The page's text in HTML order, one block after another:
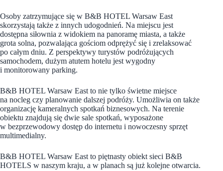
Osoby zatrzymujące się w B&B HOTEL Warsaw East
skorzystają także z innych udogodnień. Na miejscu jest
dostępna siłownia z widokiem na panoramę miasta, a także
grota solna, pozwalająca gościom odprężyć się i zrelaksować
po całym dniu. Z perspektywy turystów podróżujących
samochodem, dużym atutem hotelu jest wygodny
i monitorowany parking.
B&B HOTEL Warsaw East to nie tylko świetne miejsce
na nocleg czy planowanie dalszej podróży. Umożliwia on także
organizację kameralnych spotkań biznesowych. Na terenie
obiektu znajdują się dwie sale spotkań, wyposażone
w bezprzewodowy dostęp do internetu i nowoczesny sprzęt
multimedialny.
B&B HOTEL Warsaw East to piętnasty obiekt sieci B&B
HOTELS w naszym kraju, a w planach są już kolejne otwarcia.